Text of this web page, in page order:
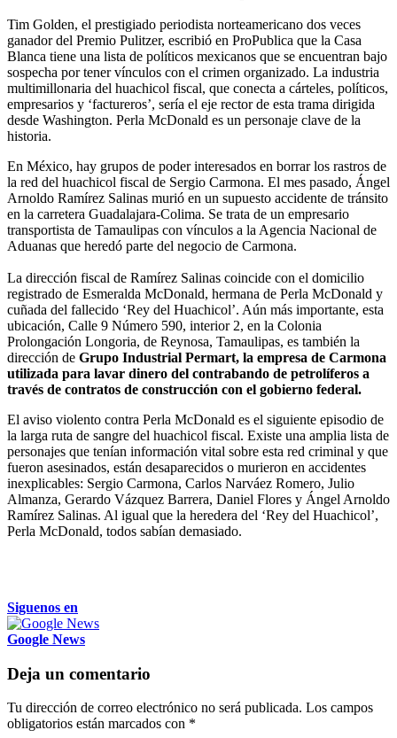
Tim Golden, el prestigiado periodista norteamericano dos veces
ganador del Premio Pulitzer, escribió en ProPublica que la Casa
Blanca tiene una lista de políticos mexicanos que se encuentran bajo
sospecha por tener vínculos con el crimen organizado. La industria
multimillonaria del huachicol fiscal, que conecta a cárteles, políticos,
empresarios y ‘factureros’, sería el eje rector de esta trama dirigida
desde Washington. Perla McDonald es un personaje clave de la
historia.
En México, hay grupos de poder interesados en borrar los rastros de
la red del huachicol fiscal de Sergio Carmona. El mes pasado, Ángel
Arnoldo Ramírez Salinas murió en un supuesto accidente de tránsito
en la carretera Guadalajara-Colima. Se trata de un empresario
transportista de Tamaulipas con vínculos a la Agencia Nacional de
Aduanas que heredó parte del negocio de Carmona.
La dirección fiscal de Ramírez Salinas coincide con el domicilio
registrado de Esmeralda McDonald, hermana de Perla McDonald y
cuñada del fallecido ‘Rey del Huachicol’. Aún más importante, esta
ubicación, Calle 9 Número 590, interior 2, en la Colonia
Prolongación Longoria, de Reynosa, Tamaulipas, es también la
dirección de Grupo Industrial Permart, la empresa de Carmona
utilizada para lavar dinero del contrabando de petrolíferos a
través de contratos de construcción con el gobierno federal.
El aviso violento contra Perla McDonald es el siguiente episodio de
la larga ruta de sangre del huachicol fiscal. Existe una amplia lista de
personajes que tenían información vital sobre esta red criminal y que
fueron asesinados, están desaparecidos o murieron en accidentes
inexplicables: Sergio Carmona, Carlos Narváez Romero, Julio
Almanza, Gerardo Vázquez Barrera, Daniel Flores y Ángel Arnoldo
Ramírez Salinas. Al igual que la heredera del ‘Rey del Huachicol’,
Perla McDonald, todos sabían demasiado.
Siguenos en
Google News
Deja un comentario
Tu dirección de correo electrónico no será publicada. Los campos
obligatorios están marcados con *